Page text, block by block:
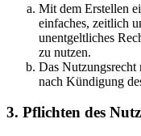
Mit dem Erstellen
einfaches, zeitlich
unentgeltliches
zu nutzen.
Das Nutzungsrecht
nach Kündigung
3. Pflichten des